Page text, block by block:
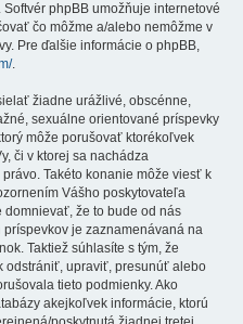
. Softvér phpBB umožňuje internetové
čo môžme a/alebo nemôžme v
Pre ďalšie informácie o phpBB,
.
žiadne urážlivé, obscénne,
sexuálne orientované príspevky
môže porušovať ktorékoľvek
či v ktorej sa nachádza
Takéto konanie môže viesť k
Vášho poskytovateľa
že to bude od nás
je zaznamenávaná na
Taktiež súhlasíte s tým, že
odstrániť, upraviť, presunúť alebo
tieto podmienky. Ako
akejkoľvek informácie, ktorú